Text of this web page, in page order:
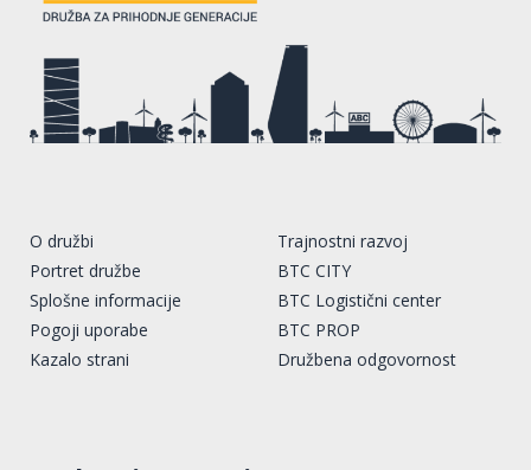
O družbi
Portret družbe
Splošne informacije
Pogoji uporabe
Kazalo strani
Trajnostni razvoj
BTC CITY
BTC Logistični center
BTC PROP
Družbena odgovornost